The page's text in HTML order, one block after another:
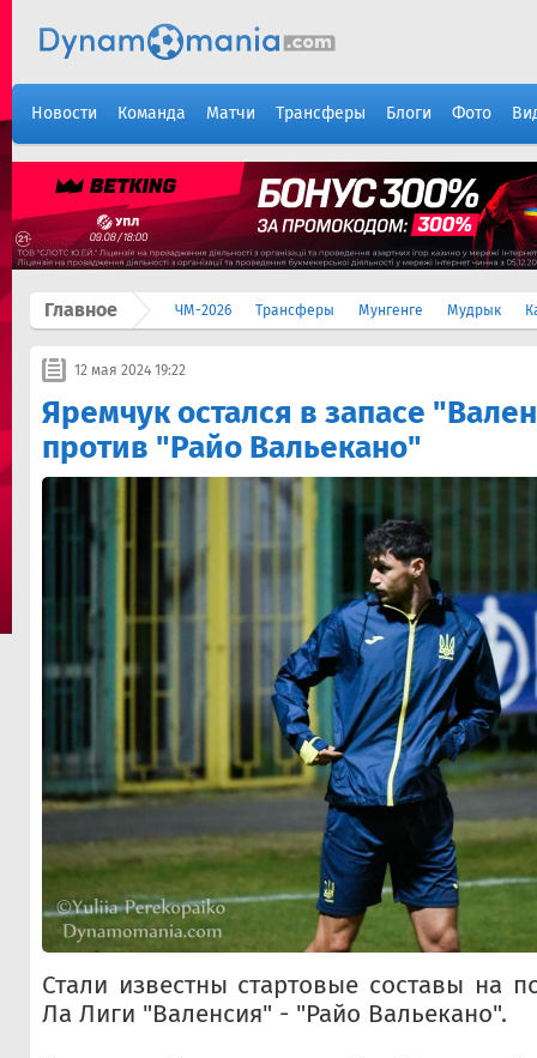
Новости Команда Матчи Трансферы Блоги Фото
Главное ЧМ-2026 Трансферы Мунгенге Мудрык
12 мая 2024 19:22
Яремчук остался в запасе
против "Райо Вальекано"
Стали известны стартовые составы на
Ла Лиги "Валенсия" - "Райо Вальекано".